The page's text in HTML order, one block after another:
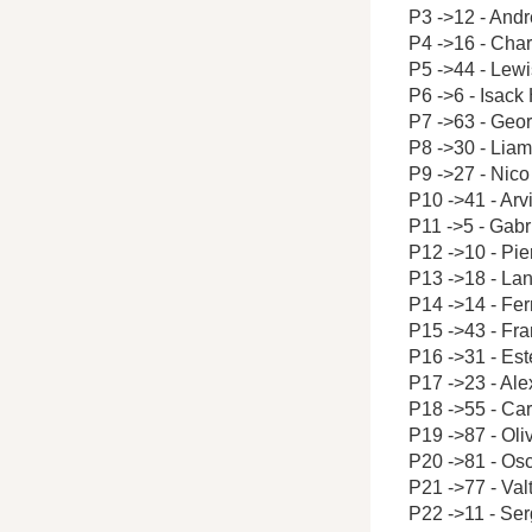
P3 ->12 -
P4 ->16 -
P5 ->44 -
P6 ->6 - Isack
P7 ->63 -
P8 ->30 -
P9 ->27 -
P10 ->41 -
P11 ->5 -
P12 ->10 -
P13 ->18 -
P14 ->14 -
P15 ->43 -
P16 ->31 -
P17 ->23 -
P18 ->55 -
P19 ->87 -
P20 ->81 -
P21 ->77 -
P22 ->11 -